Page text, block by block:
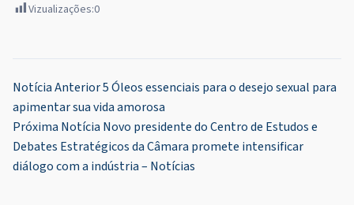
Vizualizações:0
Navegação
de
Post
Notícia Anterior5 Óleos essenciais para o desejo sexual para
apimentar sua vida amorosa
Próxima Notícia Novo presidente do Centro de Estudos e
Debates Estratégicos da Câmara promete intensificar
diálogo com a indústria – Notícias